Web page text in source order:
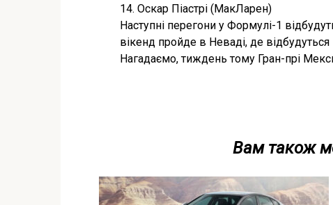
14. Оскар Піастрі (МакЛарен)
Наступні перегони у Формулі-1
вікенд пройде в Неваді, де відбудуться
Нагадаємо, тиждень тому Гран-прі
Вам також